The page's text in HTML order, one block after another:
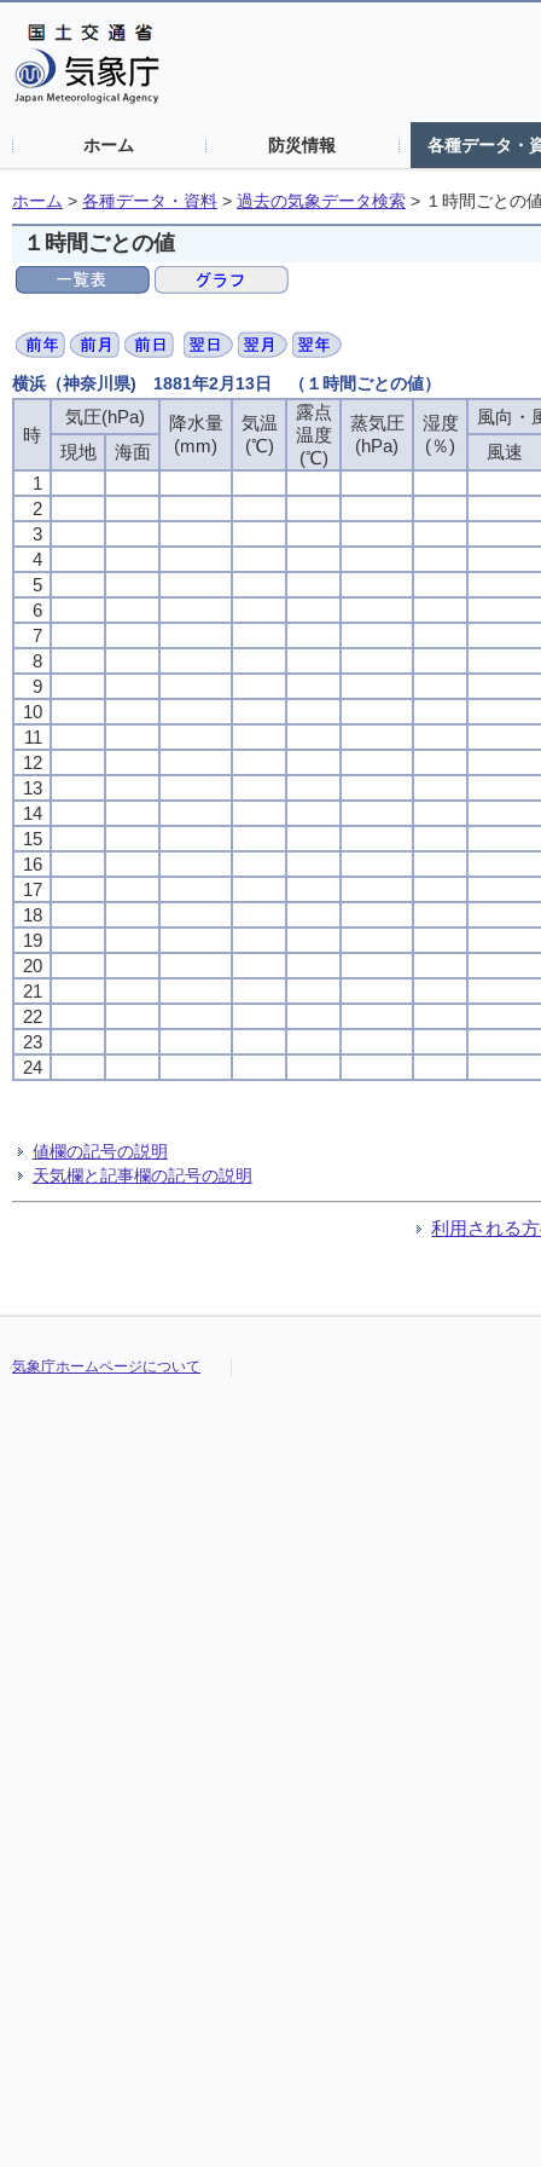
ホーム 防災情報 各種データ・
ホーム > 各種データ・資料 > 過去の気象データ検索 > １時間ごとの
１時間ごとの値
横浜（神奈川県) 1881年2月13日 （１時間ごとの値）
時
気圧(hPa)
降水量
(mm)
気温
(℃)
露点
温度
(℃)
蒸気圧
(hPa)
湿度
(％)
風向・
現地
海面
風速
1
2
3
4
5
6
7
8
9
10
11
12
13
14
15
16
17
18
19
20
21
22
23
24
値欄の記号の説明
天気欄と記事欄の記号の説明
利用される
気象庁ホームページについて